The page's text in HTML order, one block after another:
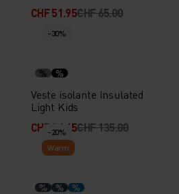
CHF 51.95CHF 65.00
-30%
% %
Veste isolante Insulated
Light Kids
CHF 94.45CHF 135.00
-20%
Warm
% % %